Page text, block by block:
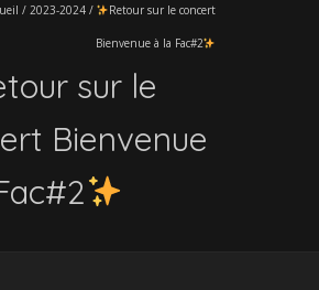
/ 2023-2024/ Retour sur le concert
Bienvenue à la Fac#2
sur le
Bienvenue